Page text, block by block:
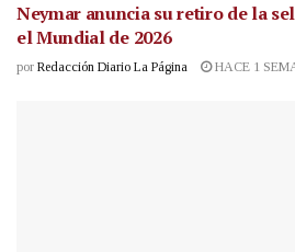
Neymar anuncia su retiro de la
el Mundial de 2026
por Redacción Diario La Página HACE 1